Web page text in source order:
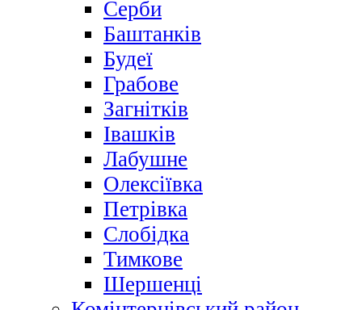
Серби
Баштанків
Будеї
Грабове
Загнітків
Івашків
Лабушне
Олексіївка
Петрівка
Слобідка
Тимкове
Шершенці